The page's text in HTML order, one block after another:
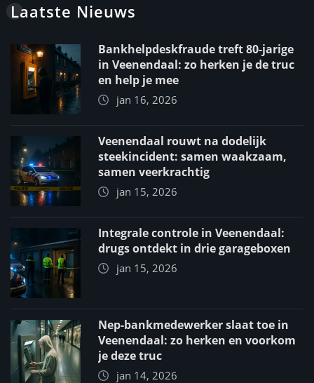
Laatste Nieuws
Bankhelpdeskfraude treft 80-jarige
in Veenendaal: zo herken je de truc
en help je mee
jan 16, 2026
Veenendaal rouwt na dodelijk
steekincident: samen waakzaam,
samen veerkrachtig
jan 15, 2026
Integrale controle in Veenendaal:
drugs ontdekt in drie garageboxen
jan 15, 2026
Nep-bankmedewerker slaat toe in
Veenendaal: zo herken en voorkom
je deze truc
jan 14, 2026